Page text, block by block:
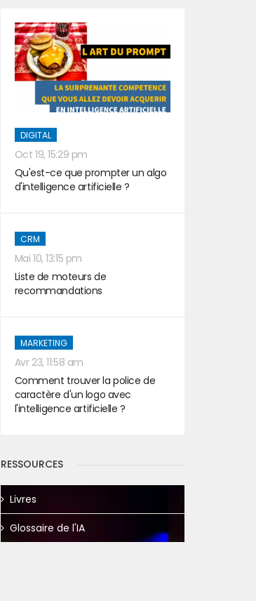
DIGITAL
Oct 19, 15:29 pm
Qu'est-ce que prompter un algo
d'intelligence artificielle ?
CRM
Mai 10, 13:15 pm
Liste de moteurs de
recommandations
MARKETING
Avr 23, 11:58 am
Comment trouver la police de
caractère d'un logo avec
l'intelligence artificielle ?
RESSOURCES
Livres
Glossaire de l'IA